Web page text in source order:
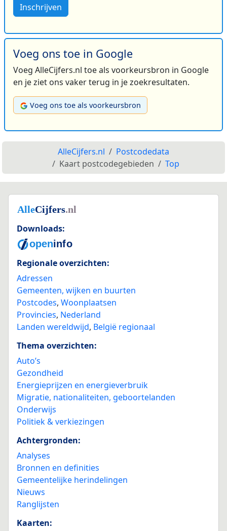
Inschrijven
Voeg ons toe in Google
Voeg AlleCijfers.nl toe als voorkeursbron in Google
en je ziet ons vaker terug in je zoekresultaten.
Voeg ons toe als voorkeursbron
AlleCijfers.nl
Postcodedata
Kaart postcodegebieden
Top
Downloads:
Regionale overzichten:
Adressen
Gemeenten, wijken en buurten
Postcodes, Woonplaatsen
Provincies, Nederland
Landen wereldwijd, België regionaal
Thema overzichten:
Auto’s
Gezondheid
Energieprijzen en energieverbruik
Migratie, nationaliteiten, geboortelanden
Onderwijs
Politiek & verkiezingen
Achtergronden:
Analyses
Bronnen en definities
Gemeentelijke herindelingen
Nieuws
Ranglijsten
Kaarten: